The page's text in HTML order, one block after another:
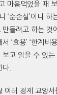
마음먹었을 때
‘순손실’이니
들려고 하는 것
‘효용’ ‘한계비
보고 읽을 수 있
.
여러 경제 교양